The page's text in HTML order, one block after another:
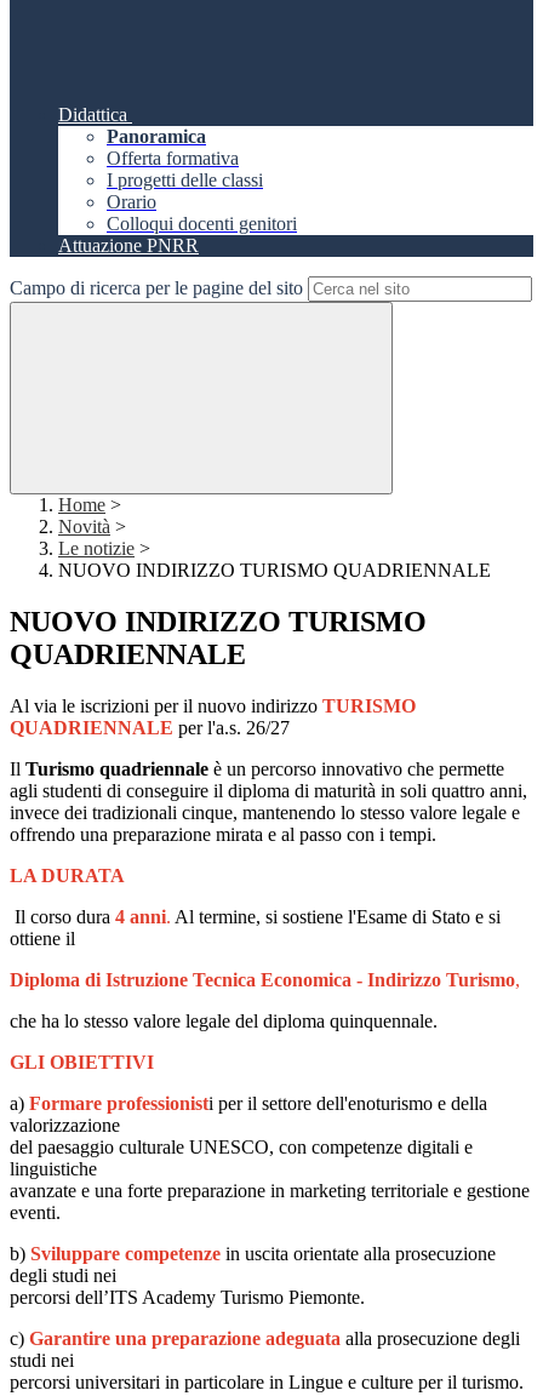
Didattica
Panoramica
Offerta formativa
I progetti delle classi
Orario
Colloqui docenti genitori
Attuazione PNRR
Campo di ricerca per le pagine del sito
Home >
Novità >
Le notizie >
NUOVO INDIRIZZO TURISMO QUADRIENNALE
NUOVO INDIRIZZO TURISMO
QUADRIENNALE
Al via le iscrizioni per il nuovo indirizzo TURISMO
QUADRIENNALE per l'a.s. 26/27
Il Turismo quadriennale è un percorso innovativo che permette
agli studenti di conseguire il diploma di maturità in soli quattro anni,
invece dei tradizionali cinque, mantenendo lo stesso valore legale e
offrendo una preparazione mirata e al passo con i tempi.
LA DURATA
Il corso dura 4 anni. Al termine, si sostiene l'Esame di Stato e si
ottiene il
Diploma di Istruzione Tecnica Economica - Indirizzo Turismo,
che ha lo stesso valore legale del diploma quinquennale.
GLI OBIETTIVI
a) Formare professionisti per il settore dell'enoturismo e della
valorizzazione
del paesaggio culturale UNESCO, con competenze digitali e
linguistiche
avanzate e una forte preparazione in marketing territoriale e gestione
eventi.
b) Sviluppare competenze in uscita orientate alla prosecuzione
degli studi nei
percorsi dell’ITS Academy Turismo Piemonte.
c) Garantire una preparazione adeguata alla prosecuzione degli
studi nei
percorsi universitari in particolare in Lingue e culture per il turismo.